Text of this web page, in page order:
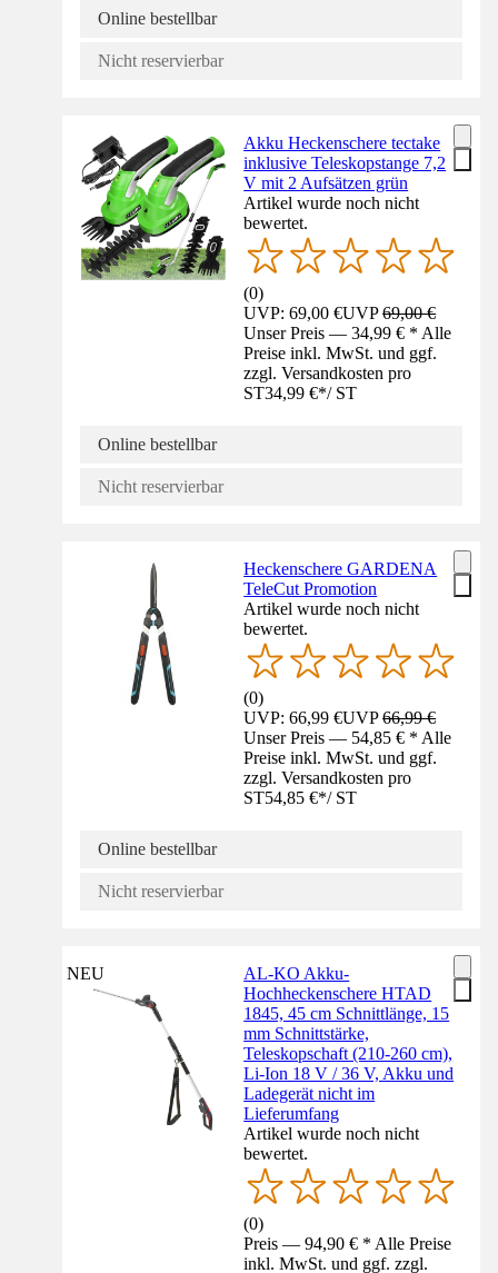
Online bestellbar
Nicht reservierbar
Akku Heckenschere tectake
inklusive Teleskopstange 7,2
V mit 2 Aufsätzen grün
Artikel wurde noch nicht
bewertet.
(0)
UVP: 69,00 €UVP69,00 €
Unser Preis — 34,99 € * Alle
Preise inkl. MwSt. und ggf.
zzgl. Versandkosten pro
ST34,99 €*/ ST
Online bestellbar
Nicht reservierbar
Heckenschere GARDENA
TeleCut Promotion
Artikel wurde noch nicht
bewertet.
(0)
UVP: 66,99 €UVP66,99 €
Unser Preis — 54,85 € * Alle
Preise inkl. MwSt. und ggf.
zzgl. Versandkosten pro
ST54,85 €*/ ST
Online bestellbar
Nicht reservierbar
NEU
AL-KO Akku-
Hochheckenschere HTAD
1845, 45 cm Schnittlänge, 15
mm Schnittstärke,
Teleskopschaft (210-260 cm),
Li-Ion 18 V / 36 V, Akku und
Ladegerät nicht im
Lieferumfang
Artikel wurde noch nicht
bewertet.
(0)
Preis — 94,90 € * Alle Preise
inkl. MwSt. und ggf. zzgl.